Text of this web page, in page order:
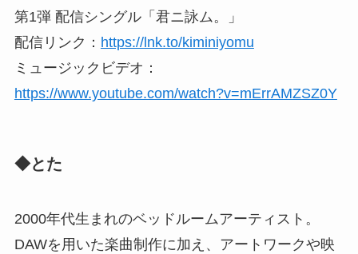
第1弾 配信シングル「君ニ詠ム。」
配信リンク： https://lnk.to/kiminiyomu
ミュージックビデオ：
https://www.youtube.com/watch?v=mErrAMZSZ0Y
◆とた
2000年代生まれのベッドルームアーティスト。
DAWを用いた楽曲制作に加え、アートワークや映